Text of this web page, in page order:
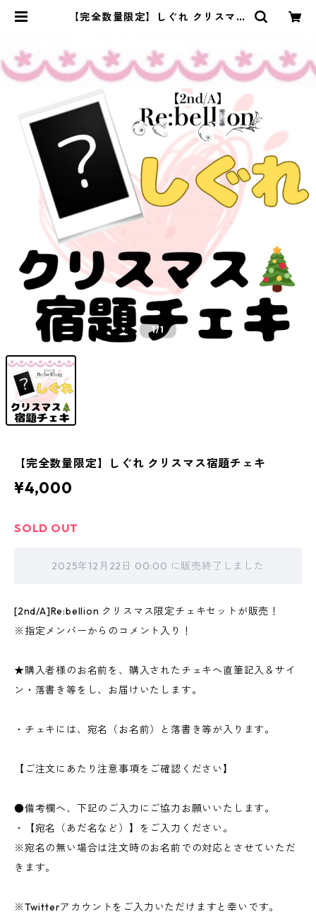
【完全数量限定】しぐれ クリスマス
1/1
【完全数量限定】しぐれ クリスマス宿題チェキ
¥4,000
SOLD OUT
2025年12月22日 00:00 に販売終了しました
[2nd/A]Re:bellion クリスマス限定チェキセットが販売！
※指定メンバーからのコメント入り！
★購入者様のお名前を、購入されたチェキへ直筆記入＆サイ
ン・落書き等をし、お届けいたします。
・チェキには、宛名（お名前）と落書き等が入ります。
【ご注文にあたり注意事項をご確認ください】
●備考欄へ、下記のご入力にご協力お願いいたします。
・【宛名（あだ名など）】をご入力ください。
※宛名の無い場合は注文時のお名前での対応とさせていただ
きます。
※Twitterアカウントをご入力いただけますと幸いです。